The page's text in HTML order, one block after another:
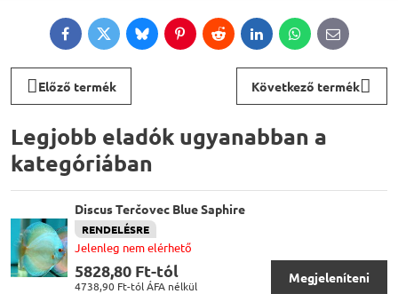
FacebookTwitterBlueskyPinterestRedditLinkedInWhatsApp
E-
mail
Előző termék Következő termék
Legjobb eladók ugyanabban a
kategóriában
Discus Terčovec Blue Saphire
RENDELÉSRE
Jelenleg nem elérhető
5828,80 Ft-tól
4738,90 Ft-tólÁFA nélkül
Megjeleníteni